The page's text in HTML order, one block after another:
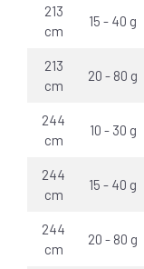
213
cm
15 - 40 g
213
cm
20 - 80 g
244
cm
10 - 30 g
244
cm
15 - 40 g
244
cm
20 - 80 g